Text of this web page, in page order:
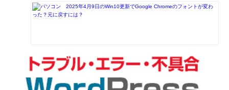
2025年4月9日のWin10更新でGoogle Chromeのフォントが変わ
った？元に戻すには？